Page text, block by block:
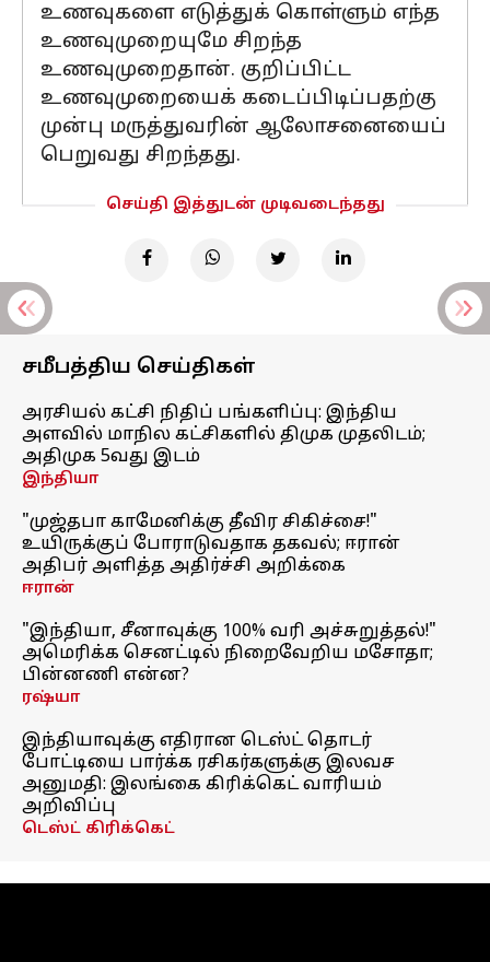
உணவுகளை எடுத்துக் கொள்ளும் எந்த
உணவுமுறையுமே சிறந்த
உணவுமுறைதான். குறிப்பிட்ட
உணவுமுறையைக் கடைப்பிடிப்பதற்கு
முன்பு மருத்துவரின் ஆலோசனையைப்
பெறுவது சிறந்தது.
செய்தி இத்துடன் முடிவடைந்தது
சமீபத்திய செய்திகள்
அரசியல் கட்சி நிதிப் பங்களிப்பு: இந்திய
அளவில் மாநில கட்சிகளில் திமுக முதலிடம்;
அதிமுக 5வது இடம்
இந்தியா
"முஜ்தபா காமேனிக்கு தீவிர சிகிச்சை!"
உயிருக்குப் போராடுவதாக தகவல்; ஈரான்
அதிபர் அளித்த அதிர்ச்சி அறிக்கை
ஈரான்
"இந்தியா, சீனாவுக்கு 100% வரி அச்சுறுத்தல்!"
அமெரிக்க செனட்டில் நிறைவேறிய மசோதா;
பின்னணி என்ன?
ரஷ்யா
இந்தியாவுக்கு எதிரான டெஸ்ட் தொடர்
போட்டியை பார்க்க ரசிகர்களுக்கு இலவச
அனுமதி: இலங்கை கிரிக்கெட் வாரியம்
அறிவிப்பு
டெஸ்ட் கிரிக்கெட்